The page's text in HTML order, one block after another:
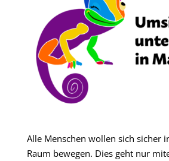
Alle Menschen wollen sich sicher
Raum bewegen. Dies geht nur